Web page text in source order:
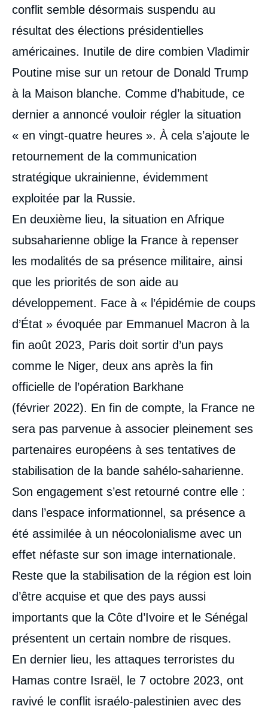
conflit semble désormais suspendu au
résultat des élections présidentielles
américaines. Inutile de dire combien Vladimir
Poutine mise sur un retour de Donald Trump
à la Maison blanche. Comme d’habitude, ce
dernier a annoncé vouloir régler la situation
« en vingt-quatre heures ». À cela s’ajoute le
retournement de la communication
stratégique ukrainienne, évidemment
exploitée par la Russie.
En deuxième lieu, la situation en Afrique
subsaharienne oblige la France à repenser
les modalités de sa présence militaire, ainsi
que les priorités de son aide au
développement. Face à « l’épidémie de coups
d’État » évoquée par Emmanuel Macron à la
fin août 2023, Paris doit sortir d’un pays
comme le Niger, deux ans après la fin
officielle de l’opération Barkhane
(février 2022). En fin de compte, la France ne
sera pas parvenue à associer pleinement ses
partenaires européens à ses tentatives de
stabilisation de la bande sahélo-saharienne.
Son engagement s’est retourné contre elle :
dans l’espace informationnel, sa présence a
été assimilée à un néocolonialisme avec un
effet néfaste sur son image internationale.
Reste que la stabilisation de la région est loin
d’être acquise et que des pays aussi
importants que la Côte d’Ivoire et le Sénégal
présentent un certain nombre de risques.
En dernier lieu, les attaques terroristes du
Hamas contre Israël, le 7 octobre 2023, ont
ravivé le conflit israélo-palestinien avec des